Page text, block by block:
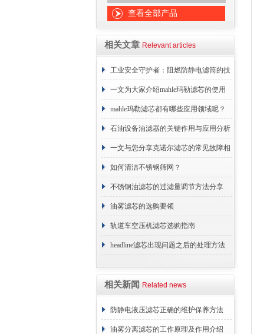
查看全部产品
相关文章 Relevant articles
工业安全守护者：阻燃防静电滤筒的技
术原理与应用解析
一文为大家介绍mahle玛勒滤芯的使用
原理
mahle玛勒滤芯都有哪些应用领域呢？
石油设备油滤器的关键作用与应用分析
一文与您分享克诺尔滤芯的常见故障相
应解决方法
如何清洁不锈钢筛网？
不锈钢油滤芯的过滤量调节方法分享
油雾滤芯的选购要领
轨道车空压机滤芯选购指南
headline滤芯出现问题之后的处理方法
相关新闻 Related news
防静电液压滤芯正确的维护保养方法
油雾分离滤芯的工作原理及作用介绍